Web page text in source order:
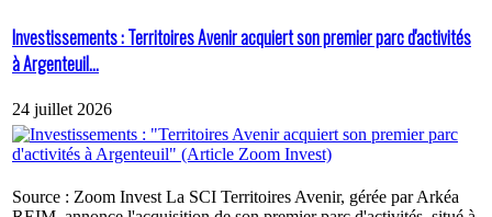
Investissements : Territoires Avenir acquiert son premier parc d'activités
à Argenteuil...
24 juillet 2026
Source : Zoom Invest La SCI Territoires Avenir, gérée par Arkéa